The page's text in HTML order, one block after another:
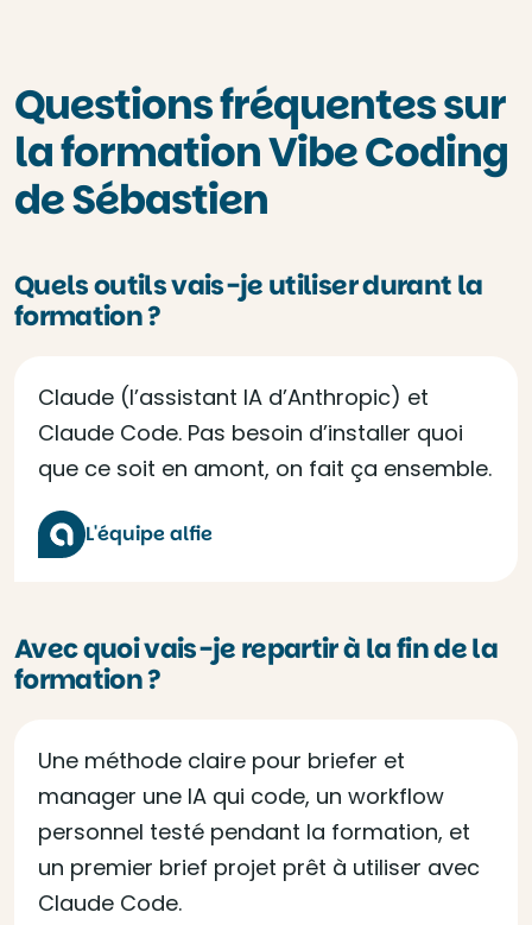
Questions fréquentes sur
la formation Vibe Coding
de Sébastien
Quels outils vais-je utiliser durant la
formation ?
Claude (l’assistant IA d’Anthropic) et
Claude Code. Pas besoin d’installer quoi
que ce soit en amont, on fait ça ensemble.
L'équipe alfie
Avec quoi vais-je repartir à la fin de la
formation ?
Une méthode claire pour briefer et
manager une IA qui code, un workflow
personnel testé pendant la formation, et
un premier brief projet prêt à utiliser avec
Claude Code.